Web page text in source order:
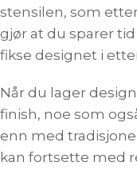
stensilen, som
gjør at du sparer
fikse designet i
Når du lager
finish, noe som
enn med
kan fortsette med